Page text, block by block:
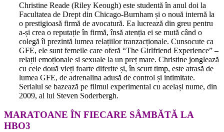
Christine Reade (Riley Keough) este studentă în anul doi la
Facultatea de Drept din Chicago-Burnham și o nouă internă la
o prestigioasă firmă de avocatură. Ea lucrează din greu pentru
a-și crea o reputație în firmă, însă atenția ei se mută când o
colegă îi prezintă lumea relațiilor tranzacționale. Cunsocute ca
GFE, ele sunt femeile care oferă “The Girlfriend Experience” –
relații emoționale si sexuale la un preț mare. Christine jonglează
cu cele două vieți foarte diferite și, în scurt timp, este atrasă de
lumea GFE, de adrenalina adusă de control și intimitate.
Serialul se bazează pe filmul experimental cu același nume, din
2009, al lui Steven Soderbergh.
MARATOANE ÎN FIECARE SÂMBĂTĂ LA
HBO3